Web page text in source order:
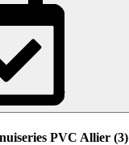
PVC Allier (3)